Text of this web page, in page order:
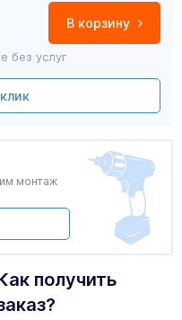
В корзину
без услуг
получить
монтаж